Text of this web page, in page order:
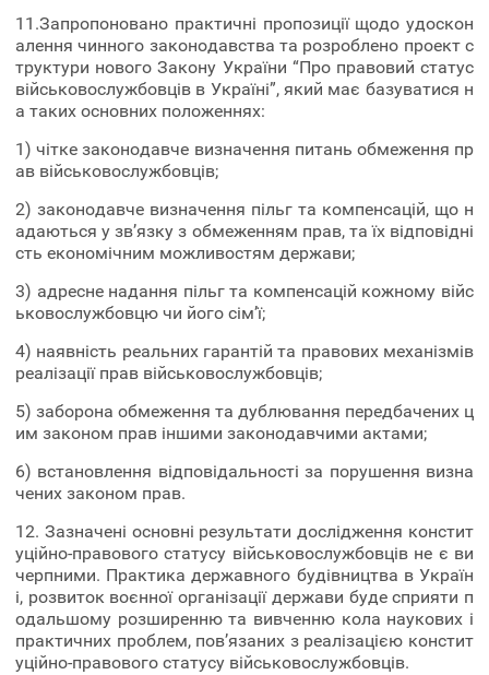
11.Запропоновано практичні пропозиції щодо удоскон
алення чинного законодавства та розроблено проект с
труктури нового Закону України “Про правовий статус
військовослужбовців в Україні”, який має базуватися н
а таких основних положеннях:
1) чітке законодавче визначення питань обмеження пр
ав військовослужбовців;
2) законодавче визначення пільг та компенсацій, що н
адаються у зв’язку з обмеженням прав, та їх відповідні
сть економічним можливостям держави;
3) адресне надання пільг та компенсацій кожному війс
ьковослужбовцю чи його сім’ї;
4) наявність реальних гарантій та правових механізмів
реалізації прав військовослужбовців;
5) заборона обмеження та дублювання передбачених ц
им законом прав іншими законодавчими актами;
6) встановлення відповідальності за порушення визна
чених законом прав.
12. Зазначені основні результати дослідження констит
уційно-правового статусу військовослужбовців не є ви
черпними. Практика державного будівництва в Україн
і, розвиток воєнної організації держави буде сприяти п
одальшому розширенню та вивченню кола наукових і
практичних проблем, пов’язаних з реалізацією констит
уційно-правового статусу військовослужбовців.